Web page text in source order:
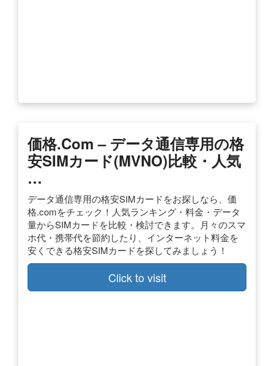
価格.com – データ通信専用の格
安SIMカード(MVNO)比較・人気
…
データ通信専用の格安SIMカードをお探しなら、価
格.comをチェック！人気ランキング・料金・データ
量からSIMカードを比較・検討できます。月々のスマ
ホ代・携帯代を節約したり、インターネット料金を
安くできる格安SIMカードを探してみましょう！
Click to visit